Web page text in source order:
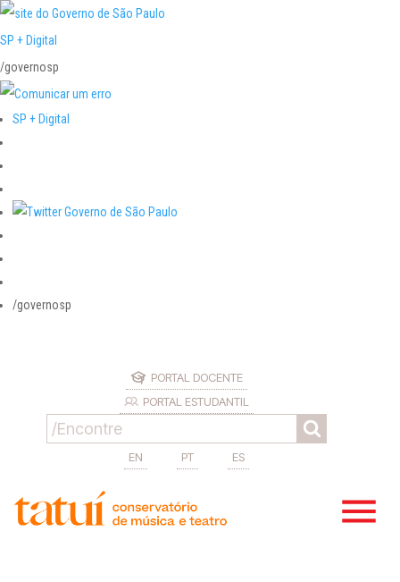
SP + Digital
/governosp
SP + Digital
/governosp
PORTAL DOCENTE
PORTAL ESTUDANTIL
EN PT ES